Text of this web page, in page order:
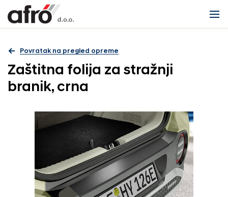
Povratak na pregled opreme
Zaštitna folija za stražnji
branik, crna